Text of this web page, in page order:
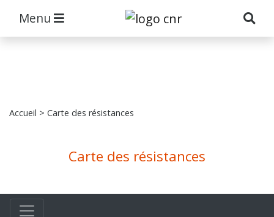
Menu
Accueil > Carte des résistances
Carte des résistances